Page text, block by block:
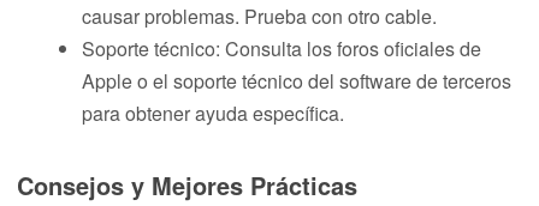
causar problemas. Prueba con otro cable.
Soporte técnico: Consulta los foros oficiales de
Apple o el soporte técnico del software de terceros
para obtener ayuda específica.
Consejos y Mejores Prácticas